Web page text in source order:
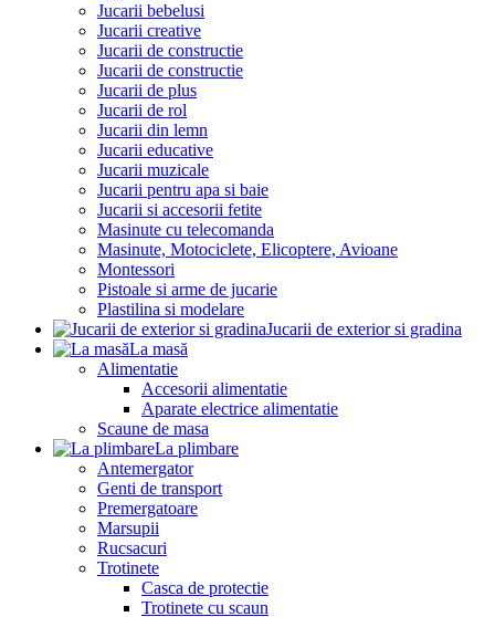
Jucarii bebelusi
Jucarii creative
Jucarii de constructie
Jucarii de constructie
Jucarii de plus
Jucarii de rol
Jucarii din lemn
Jucarii educative
Jucarii muzicale
Jucarii pentru apa si baie
Jucarii si accesorii fetite
Masinute cu telecomanda
Masinute, Motociclete, Elicoptere, Avioane
Montessori
Pistoale si arme de jucarie
Plastilina si modelare
Jucarii de exterior si gradina
La masă
Alimentatie
Accesorii alimentatie
Aparate electrice alimentatie
Scaune de masa
La plimbare
Antemergator
Genti de transport
Premergatoare
Marsupii
Rucsacuri
Trotinete
Casca de protectie
Trotinete cu scaun